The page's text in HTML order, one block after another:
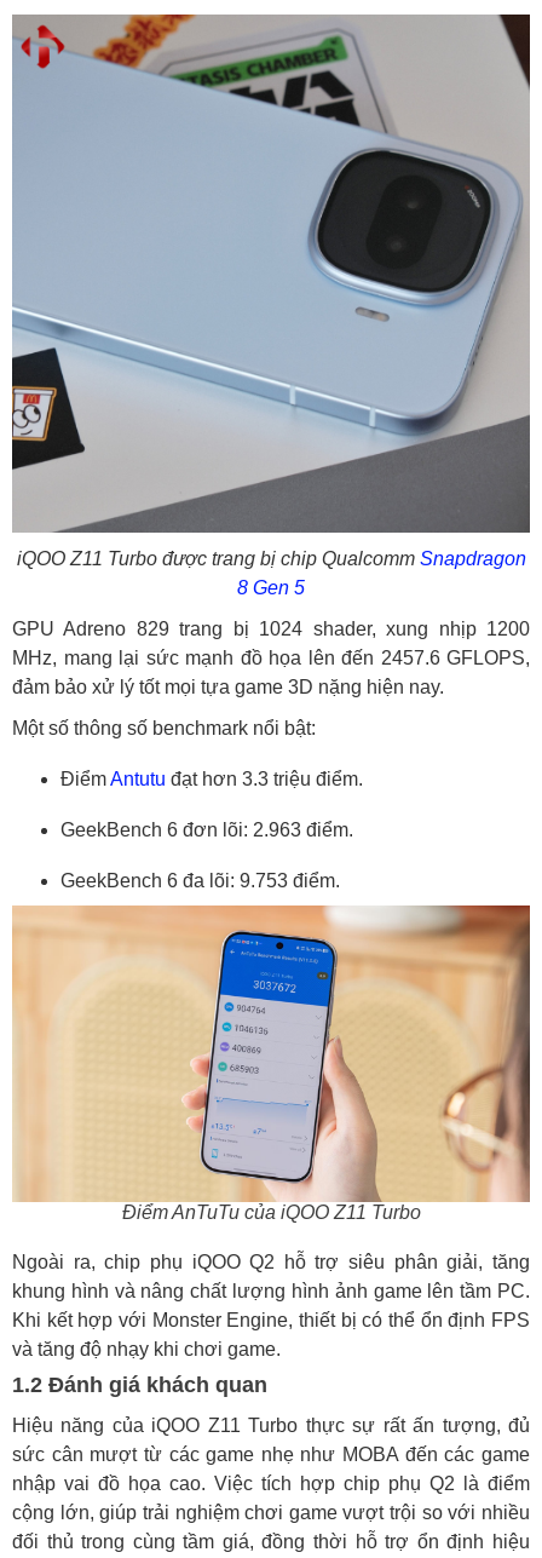
3.1 Đánh giá tổng quan về pin
Kết luận: iQOO Z11 Turbo – Lựa chọn chơi game
cận cao cấp sáng giá
Tại sao nên mua iQOO Z11 Turbo tại
iQOO Z11 Turbo được trang bị chip Qualcomm Snapdragon
8 Gen 5
GPU Adreno 829 trang bị 1024 shader, xung nhịp 1200
MHz, mang lại sức mạnh đồ họa lên đến 2457.6 GFLOPS,
đảm bảo xử lý tốt mọi tựa game 3D nặng hiện nay.
Một số thông số benchmark nổi bật:
ĐiểmAntutu đạt hơn 3.3 triệu điểm.
GeekBench 6 đơn lõi: 2.963 điểm.
GeekBench 6 đa lõi: 9.753 điểm.
Điểm AnTuTu của iQOO Z11 Turbo
Ngoài ra, chip phụ iQOO Q2 hỗ trợ siêu phân giải, tăng
khung hình và nâng chất lượng hình ảnh game lên tầm PC.
Khi kết hợp với Monster Engine, thiết bị có thể ổn định FPS
và tăng độ nhạy khi chơi game.
1.2 Đánh giá khách quan
Hiệu năng của iQOO Z11 Turbo thực sự rất ấn tượng, đủ
sức cân mượt từ các game nhẹ như MOBA đến các game
nhập vai đồ họa cao. Việc tích hợp chip phụ Q2 là điểm
cộng lớn, giúp trải nghiệm chơi game vượt trội so với nhiều
đối thủ trong cùng tầm giá, đồng thời hỗ trợ ổn định hiệu